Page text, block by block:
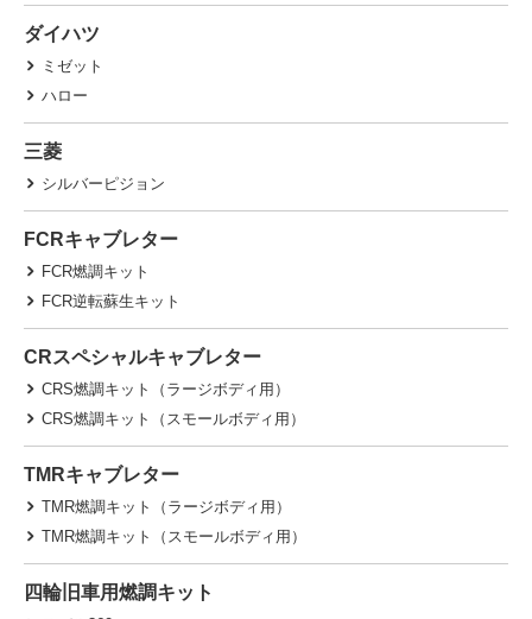
ダイハツ
ミゼット
ハロー
三菱
シルバーピジョン
FCRキャブレター
FCR燃調キット
FCR逆転蘇生キット
CRスペシャルキャブレター
CRS燃調キット（ラージボディ用）
CRS燃調キット（スモールボディ用）
TMRキャブレター
TMR燃調キット（ラージボディ用）
TMR燃調キット（スモールボディ用）
四輪旧車用燃調キット